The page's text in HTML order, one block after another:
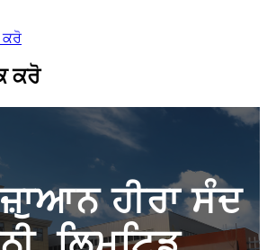
ਕਰੋ
ਕਰੋ
ਹੀਰਾ ਸੰਦ